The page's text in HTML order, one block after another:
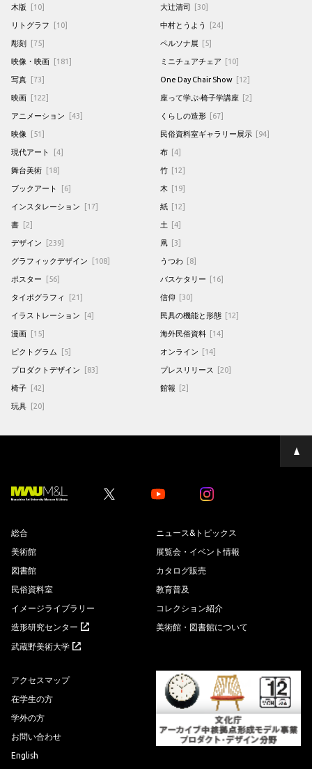
木版 [10]
リトグラフ [10]
彫刻 [75]
映像・映画 [181]
写真 [73]
映画 [122]
アニメーション [43]
映像 [51]
現代アート [4]
舞台美術 [18]
ブックアート [6]
インスタレーション [17]
書 [2]
デザイン [239]
グラフィックデザイン [108]
ポスター [56]
タイポグラフィ [21]
イラストレーション [4]
漫画 [15]
ピクトグラム [5]
プロダクトデザイン [83]
椅子 [42]
玩具 [20]
大辻清司 [30]
中村とうよう [24]
ペルソナ展 [5]
ミニチュアチェア [10]
One Day Chair Show [12]
座って学ぶ-椅子学講座 [2]
くらしの造形 [67]
民俗資料室ギャラリー展示 [94]
布 [4]
竹 [12]
木 [19]
紙 [12]
土 [4]
凧 [3]
うつわ [8]
バスケタリー [16]
信仰 [30]
民具の機能と形態 [12]
海外民俗資料 [14]
オンライン [14]
プレスリリース [20]
館報 [2]
ペ
ー
Youtube Youtube
総合
美術館
図書館
民俗資料室
イメージライブラリー
造形研究センター
武蔵野美術大学
ニュース&トピックス
展覧会・イベント情報
カタログ販売
教育普及
コレクション紹介
美術館・図書館について
アクセスマップ
在学生の方
学外の方
お問い合わせ
English